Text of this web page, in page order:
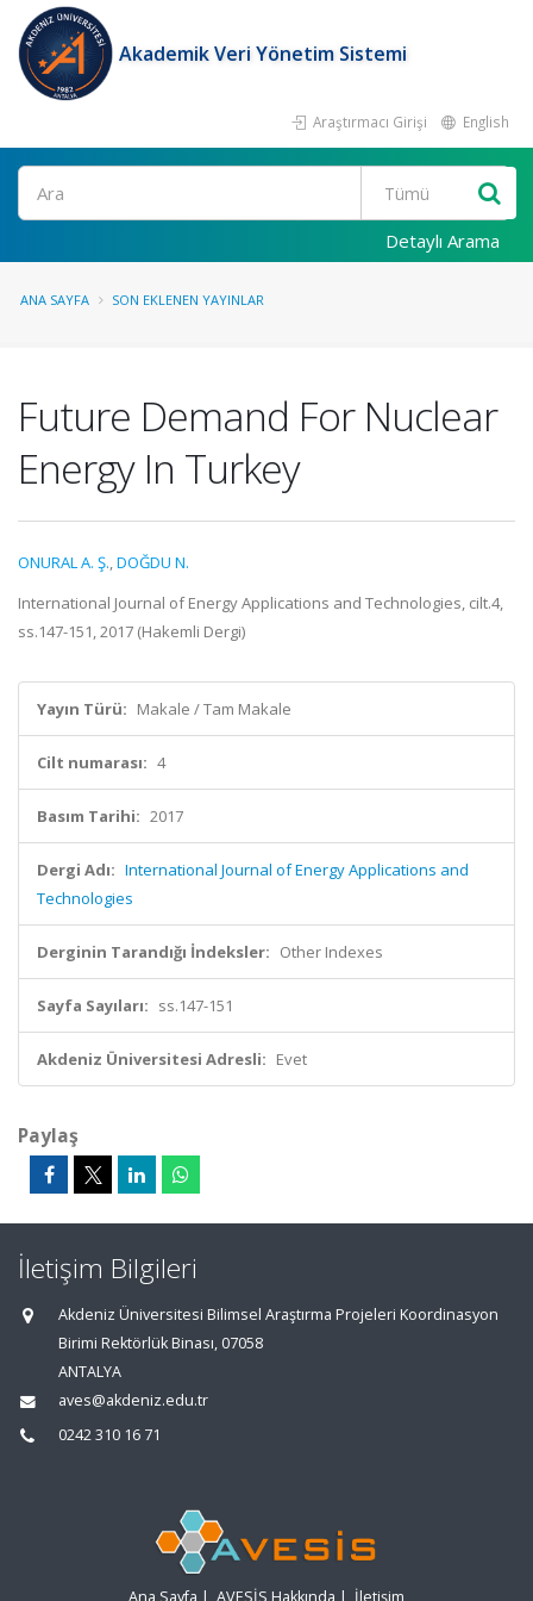
Akademik Veri Yönetim Sistemi
Araştırmacı Girişi English
Ara
Detaylı Arama
ANA SAYFA SON EKLENEN YAYINLAR
Future Demand For Nuclear
Energy In Turkey
ONURAL A. Ş.,DOĞDU N.
International Journal of Energy Applications and Technologies, cilt.4,
ss.147-151, 2017 (Hakemli Dergi)
Yayın Türü: Makale / Tam Makale
Cilt numarası: 4
Basım Tarihi: 2017
Dergi Adı: International Journal of Energy Applications and
Technologies
Derginin Tarandığı İndeksler: Other Indexes
Sayfa Sayıları: ss.147-151
Akdeniz Üniversitesi Adresli: Evet
Paylaş
İletişim Bilgileri
Akdeniz Üniversitesi Bilimsel Araştırma Projeleri Koordinasyon
Birimi Rektörlük Binası, 07058
ANTALYA
aves@akdeniz.edu.tr
0242 310 16 71
Ana Sayfa | AVESİS Hakkında | İletişim